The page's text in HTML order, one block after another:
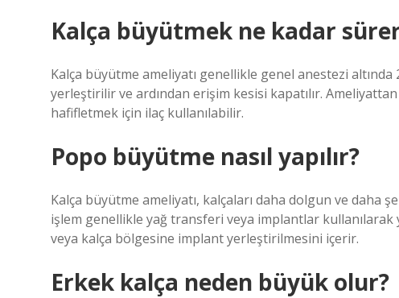
Kalça büyütmek ne kadar
Kalça büyütme ameliyatı genellikle genel anestezi
yerleştirilir ve ardından erişim kesisi kapatılır.
hafifletmek için ilaç kullanılabilir.
Popo büyütme nasıl yapılır?
Kalça büyütme ameliyatı, kalçaları daha dolgun ve daha
işlem genellikle yağ transferi veya implantlar kullanılarak
veya kalça bölgesine implant yerleştirilmesini içerir.
Erkek kalça neden büyük olur?